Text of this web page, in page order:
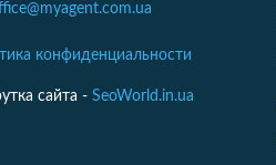
конфиденциальности
сайта - SeoWorld.in.ua